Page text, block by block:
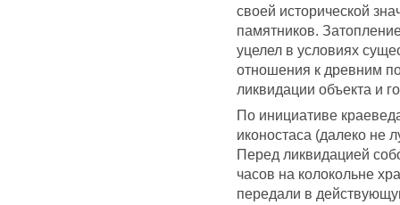
своей исторической
памятников.
уцелел в условиях
отношения к древним
ликвидации объекта и
По инициативе
иконостаса (далеко не
Перед ликвидацией
часов на колокольне
передали в